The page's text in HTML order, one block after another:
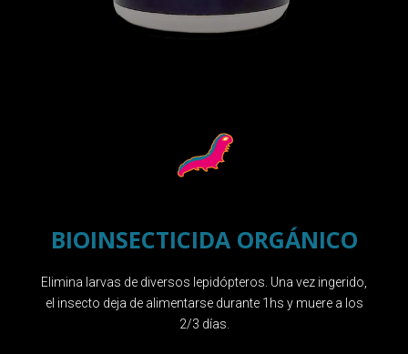
BIOINSECTICIDA ORGÁNICO
Elimina larvas de diversos lepidópteros. Una vez ingerido,
el insecto deja de alimentarse durante 1hs y muere a los
2/3 días.